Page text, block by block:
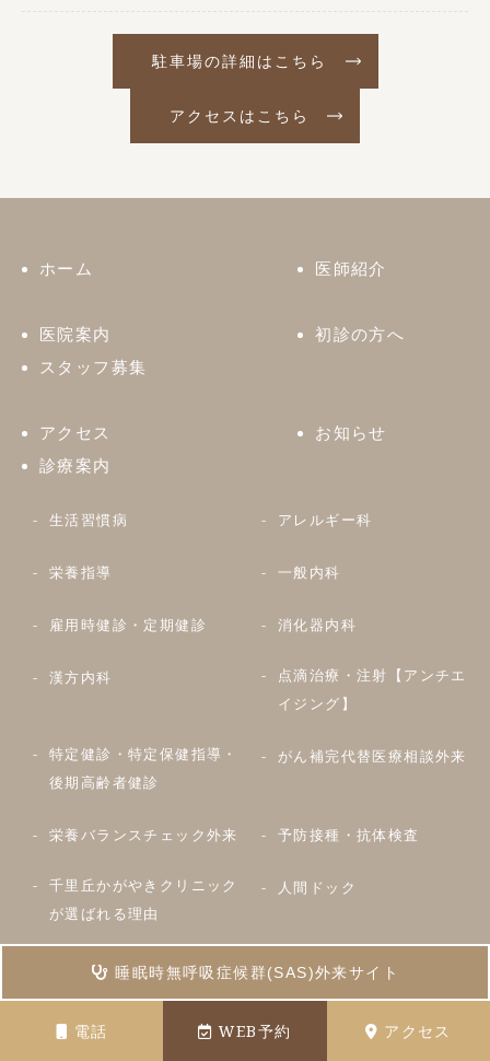
睡眠時無呼吸症候群(SAS)外来サイト
電話 WEB予約 アクセス
駐車場の詳細はこちら
アクセスはこちら
ホーム 医師紹介
医院案内
スタッフ募集
初診の方へ
アクセス
お知らせ
診療案内
生活習慣病 アレルギー科
栄養指導 一般内科
雇用時健診・定期健診 消化器内科
漢方内科
点滴治療・注射【アンチエ
イジング】
特定健診・特定保健指導・
後期高齢者健診
がん補完代替医療相談外来
栄養バランスチェック外来 予防接種・抗体検査
千里丘かがやきクリニック
が選ばれる理由
人間ドック
発熱外来
吹田市で日曜日に受診でき
の方へ